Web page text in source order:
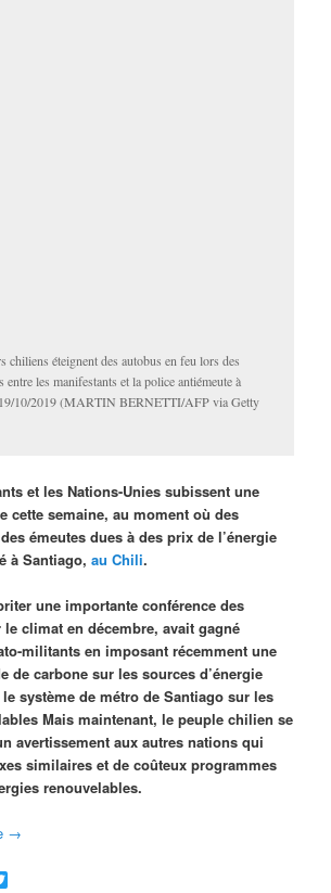
chiliens éteignent des autobus en feu lors des
entre les manifestants et la police antiémeute à
10/2019 (MARTIN BERNETTI/AFP via Getty
et les Nations-Unies subissent une
cette semaine, au moment où des
émeutes dues à des prix de l’énergie
à Santiago,au Chili.
une importante conférence des
climat en décembre, avait gagné
militants en imposant récemment une
de carbone sur les sources d’énergie
système de métro de Santiago sur les
Mais maintenant, le peuple chilien se
avertissement aux autres nations qui
similaires et de coûteux programmes
renouvelables.
→